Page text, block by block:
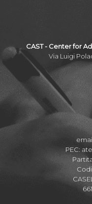
CAST - Center for
Via Luigi
PEC: